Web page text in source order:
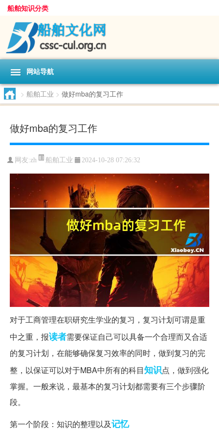
船舶知识分类
网站导航
> 船舶工业 > 做好mba的复习工作
做好mba的复习工作
网友:zh 船舶工业 2024-10-28 07:26:32
对于工商管理在职研究生学业的复习，复习计划可谓是重
中之重，报读者需要保证自己可以具备一个合理而又合适
的复习计划，在能够确保复习效率的同时，做到复习的完
整，以保证可以对于MBA中所有的科目知识点，做到强化
掌握。一般来说，最基本的复习计划都需要有三个步骤阶
段。
第一个阶段：知识的整理以及记忆